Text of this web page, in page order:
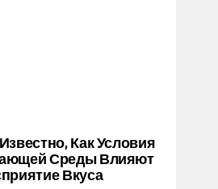
Как Условия
Среды Влияют
Вкуса